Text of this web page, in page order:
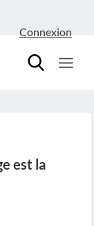
Connexion
est la